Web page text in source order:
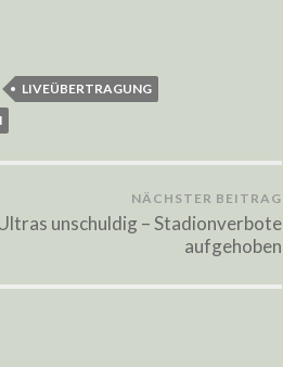
LIVEÜBERTRAGUNG
NÄCHSTER BEITRAG
unschuldig – Stadionverbote
aufgehoben